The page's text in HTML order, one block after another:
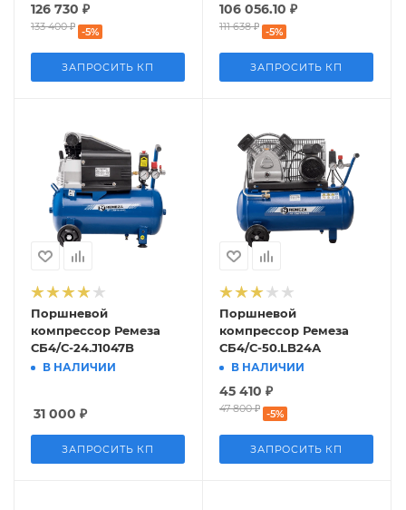
126 730 ₽
133 400₽ -5%
ЗАПРОСИТЬ КП
106 056.10 ₽
111 638₽ -5%
ЗАПРОСИТЬ КП
Поршневой
компрессор Ремеза
СБ4/С-24.J1047B
В НАЛИЧИИ
31 000 ₽
ЗАПРОСИТЬ КП
Поршневой
компрессор Ремеза
СБ4/С-50.LB24А
В НАЛИЧИИ
45 410 ₽
47 800₽ -5%
ЗАПРОСИТЬ КП